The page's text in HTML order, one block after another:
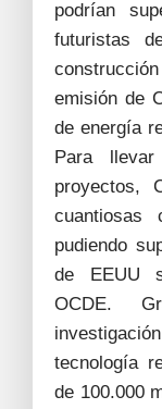
podrían
futuristas
emisión de
de energía
Para
proyectos,
cuantiosas
pudiendo
de EEUU
OCDE.
tecnología
de 100.000